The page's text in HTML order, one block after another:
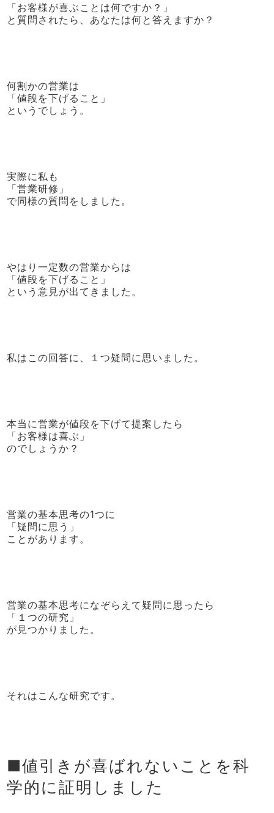
「お客様が喜ぶことは何ですか？」
と質問されたら、あなたは何と答えますか？
何割かの営業は
「値段を下げること」
というでしょう。
実際に私も
「営業研修」
で同様の質問をしました。
やはり一定数の営業からは
「値段を下げること」
という意見が出てきました。
私はこの回答に、１つ疑問に思いました。
本当に営業が値段を下げて提案したら
「お客様は喜ぶ」
のでしょうか？
営業の基本思考の1つに
「疑問に思う」
ことがあります。
営業の基本思考になぞらえて疑問に思ったら
「１つの研究」
が見つかりました。
それはこんな研究です。
■値引きが喜ばれないことを科
学的に証明しました